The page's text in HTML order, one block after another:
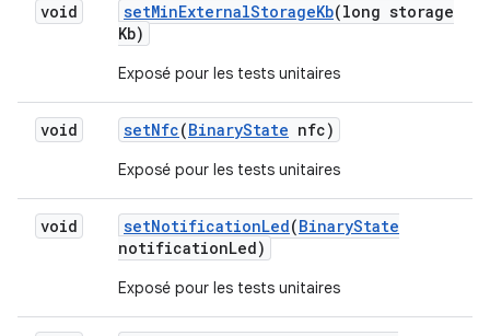
void setMinExternalStorageKb(long storage
Kb)
Exposé pour les tests unitaires
void setNfc(BinaryState nfc)
Exposé pour les tests unitaires
void setNotificationLed(BinaryState
notificationLed)
Exposé pour les tests unitaires